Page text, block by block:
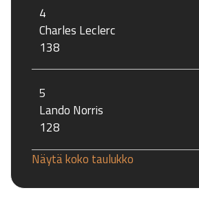
4
Charles Leclerc
138
5
Lando Norris
128
Näytä koko taulukko